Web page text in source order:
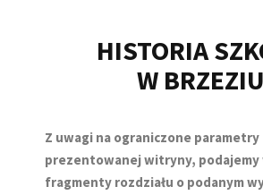
HISTORIA
W BRZEZIU
Z uwagi na ograniczone parametry
prezentowanej witryny, podajemy
fragmenty rozdziału o podanym